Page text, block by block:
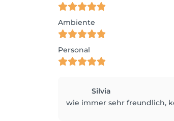
Ambiente
Personal
Silvia
wie immer sehr freundlich,